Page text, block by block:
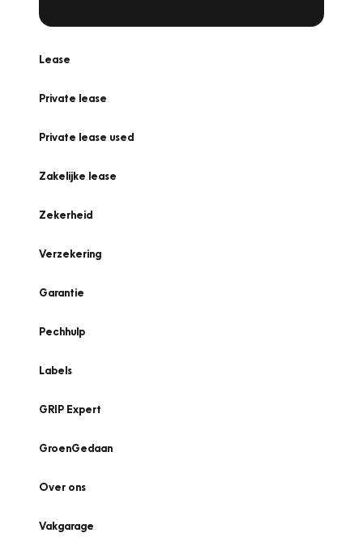
Lease
Private lease
Private lease used
Zakelijke lease
Zekerheid
Verzekering
Garantie
Pechhulp
Labels
GRIP Expert
GroenGedaan
Over ons
Vakgarage